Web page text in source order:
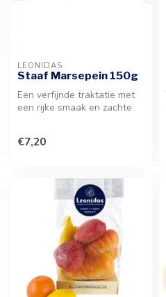
LEONIDAS
Staaf Marsepein 150g
Een verfijnde traktatie met
een rijke smaak en zachte
€7,20